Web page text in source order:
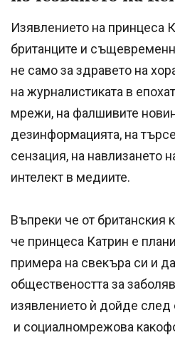
Изявлението на принцеса
британците и
не само за здравето на
на журналистиката в
мрежи, на фалшивите
дезинформацията, на
сензация, на навлизането
интелект в медиите.
Въпреки че от британския
че принцеса Катрин е
примера на свекъра си и
обществеността за
изявлението ѝ дойде
и социалномрежова